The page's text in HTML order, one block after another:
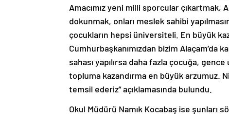
Amacımız yeni milli sporcular çıkartmak,
dokunmak, onları meslek sahibi
çocukların hepsi üniversiteli. En büyük
Cumhurbaşkanımızdan bizim Alaçam’da
sahası yapılırsa daha fazla çocuğa,
topluma kazandırma en büyük arzumuz.
temsil ederiz” açıklamasında bulundu.
Okul Müdürü Namık Kocabaş ise şunları